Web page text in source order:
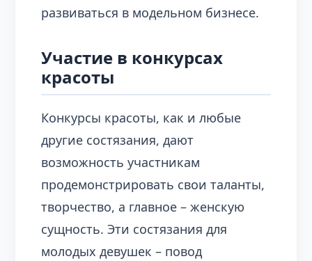
развиваться в модельном бизнесе.
Участие в конкурсах
красоты
Конкурсы красоты, как и любые
другие состязания, дают
возможность участникам
продемонстрировать свои таланты,
творчество, а главное – женскую
сущность. Эти состязания для
молодых девушек – повод